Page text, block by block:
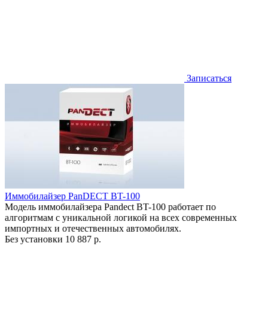
Записаться
Иммобилайзер PanDECT BT-100
Модель иммобилайзера Pandect BT-100 работает по
алгоритмам с уникальной логикой на всех современных
импортных и отечественных автомобилях.
Без установки 10 887 р.